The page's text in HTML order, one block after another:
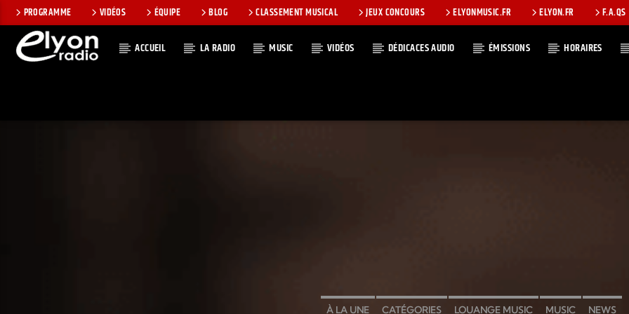
PROGRAMME VIDÉOS ÉQUIPE BLOG CLASSEMENT MUSICAL JEUX CONCOURS ELYONMUSIC.FR ELYON.FR F.A.QS
ACCUEIL LA RADIO MUSIC VIDÉOS DÉDICACES AUDIO ÉMISSIONS HORAIRES
À LA UNE CATÉGORIES LOUANGE MUSIC MUSIC NEWS